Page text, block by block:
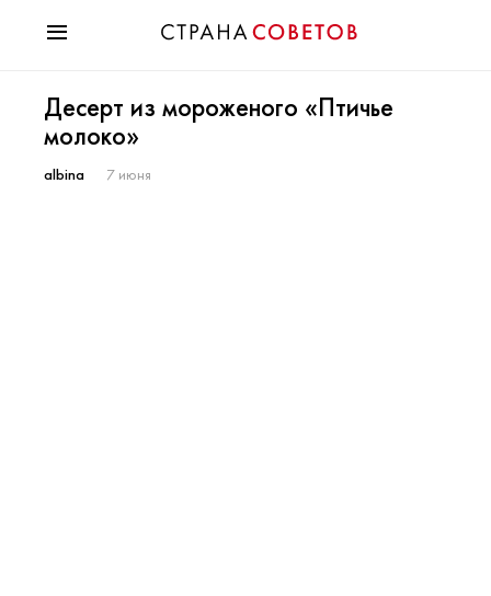
Мода
Звезды
Гороскопы
Десерт из мороженого «Птичье
молоко»
albina 7 июня